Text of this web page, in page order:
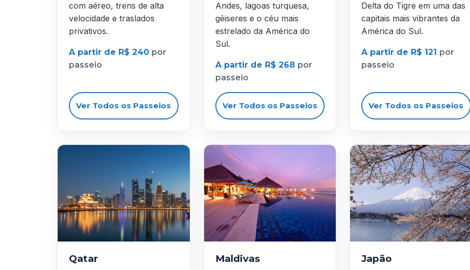
com aéreo, trens de alta
velocidade e traslados
privativos.
A partir de R$ 240 por
passeio
Ver Todos os Passeios
Andes, lagoas turquesa,
gêiseres e o céu mais
estrelado da América do
Sul.
A partir de R$ 268 por
passeio
Ver Todos os Passeios
Delta do Tigre em uma das
capitais mais vibrantes da
América do Sul.
A partir de R$ 121 por
passeio
Ver Todos os Passeios
Qatar Maldivas Japão